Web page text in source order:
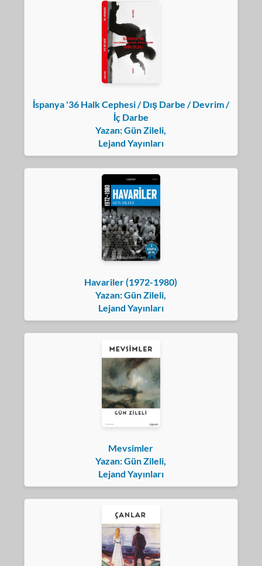
İspanya '36 Halk Cephesi / Dış Darbe / Devrim /
İç Darbe
Yazan: Gün Zileli,
Lejand Yayınları
Havariler (1972-1980)
Yazan: Gün Zileli,
Lejand Yayınları
Mevsimler
Yazan: Gün Zileli,
Lejand Yayınları